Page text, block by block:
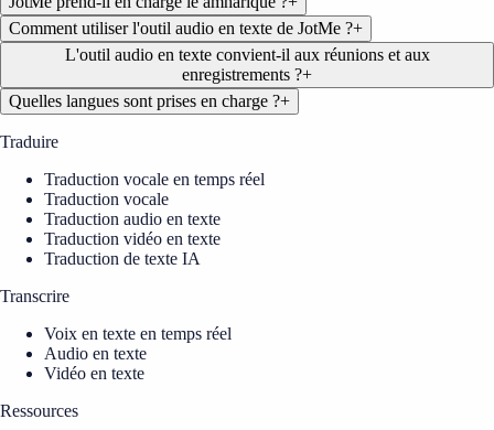
Comment utiliser l'outil audio en texte de JotMe ?+
L'outil audio en texte convient-il aux réunions et aux
enregistrements ?+
Quelles langues sont prises en charge ?+
Traduire
Traduction vocale en temps réel
Traduction vocale
Traduction audio en texte
Traduction vidéo en texte
Traduction de texte IA
Transcrire
Voix en texte en temps réel
Audio en texte
Vidéo en texte
Ressources